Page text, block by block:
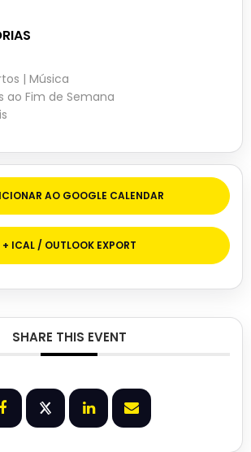
| Música
ao Fim de Semana
AO GOOGLE CALENDAR
+ ICAL / OUTLOOK EXPORT
SHARE THIS EVENT